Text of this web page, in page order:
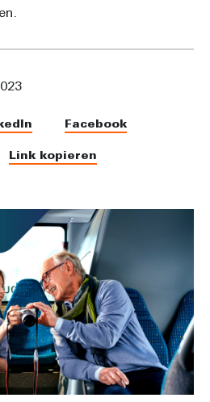
Facebook
Link kopieren